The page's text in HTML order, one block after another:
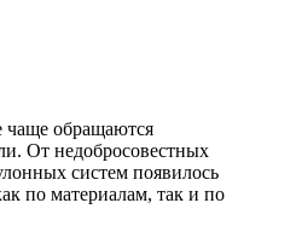
чаще обращаются
От недобросовестных
систем появилось
по материалам, так и по